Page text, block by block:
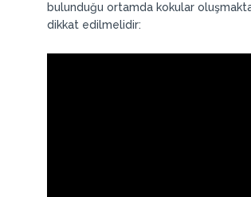
bulunduğu ortamda kokular
dikkat edilmelidir: